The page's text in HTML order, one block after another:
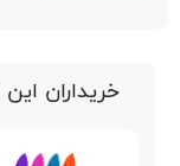
خریداران این